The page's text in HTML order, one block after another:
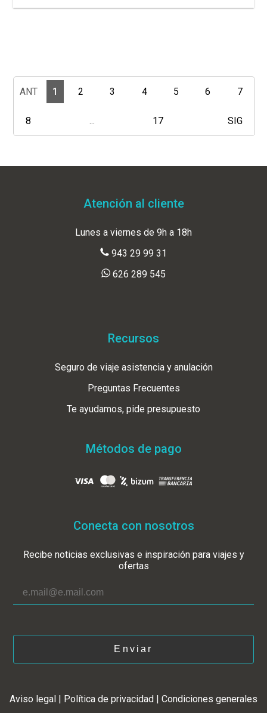
ANT 1 2 3 4 5 6 7
8 17 SIG
Atención al cliente
Lunes a viernes de 9h a 18h
943 29 99 31
626 289 545
Recursos
Seguro de viaje asistencia y anulación
Preguntas Frecuentes
Te ayudamos, pide presupuesto
Métodos de pago
Conecta con nosotros
Recibe noticias exclusivas e inspiración para viajes y
ofertas
Enviar
Aviso legal | Política de privacidad | Condiciones generales